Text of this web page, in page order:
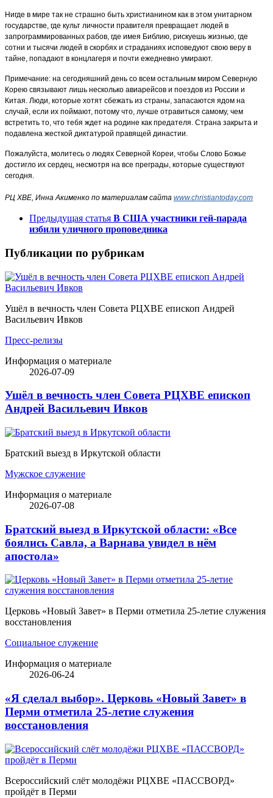
Нигде в мире так не страшно быть христианином как в этом унитарном
государстве, где культ личности правителя превращает людей в
запрограммированных рабов, где имея Библию, рискуешь жизнью, где
сотни и тысячи людей в скорбях и страданиях исповедуют свою веру в
тайне, попадают в концлагеря и почти ежедневно умирают.
Примечание: на сегодняшний день со всем остальным миром Северную
Корею связывают лишь несколько авиарейсов и поездов из России и
Китая. Люди, которые хотят сбежать из страны, запасаются ядом на
случай, если их поймают, потому что, лучше отравиться самому, чем
встретить то, что тебя ждет на родине как предателя. Страна закрыта и
подавлена жесткой диктатурой правящей династии.
Пожалуйста, молитесь о людях Северной Кореи, чтобы Слово Божье
достигло их сердец, несмотря на все преграды, которые существуют
сегодня.
РЦ ХВЕ, Инна Акименко по материалам сайта www.christiantoday.com
Предыдущая статья В США участники гей-парада
избили уличного проповедника
Публикации по рубрикам
Ушёл в вечность член Совета РЦХВЕ епископ Андрей
Васильевич Ивков
Пресс-релизы
Информация о материале
2026-07-09
Ушёл в вечность член Совета РЦХВЕ епископ
Андрей Васильевич Ивков
Братский выезд в Иркутской области
Мужское служение
Информация о материале
2026-07-08
Братский выезд в Иркутской области: «Все
боялись Савла, а Варнава увидел в нём
апостола»
Церковь «Новый Завет» в Перми отметила 25-летие служения
восстановления
Социальное служение
Информация о материале
2026-06-24
«Я сделал выбор». Церковь «Новый Завет» в
Перми отметила 25-летие служения
восстановления
Всероссийский слёт молодёжи РЦХВЕ «ПАССВОРД»
пройдёт в Перми